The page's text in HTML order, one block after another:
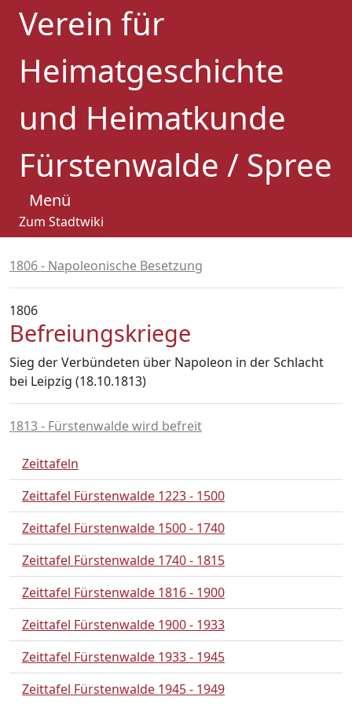
Verein für
Heimatgeschichte
und Heimatkunde
Fürstenwalde / Spree
Menü
Zum Stadtwiki
1806 - Napoleonische Besetzung
1806
Befreiungskriege
Sieg der Verbündeten über Napoleon in der Schlacht
bei Leipzig (18.10.1813)
1813 - Fürstenwalde wird befreit
Zeittafeln
Zeittafel Fürstenwalde 1223 - 1500
Zeittafel Fürstenwalde 1500 - 1740
Zeittafel Fürstenwalde 1740 - 1815
Zeittafel Fürstenwalde 1816 - 1900
Zeittafel Fürstenwalde 1900 - 1933
Zeittafel Fürstenwalde 1933 - 1945
Zeittafel Fürstenwalde 1945 - 1949